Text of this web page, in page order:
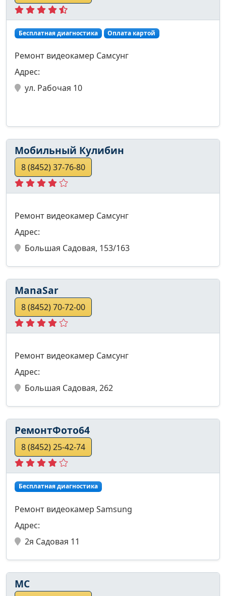
Бесплатная диагностика Оплата картой
Ремонт видеокамер Самсунг
Адрес:
ул. Рабочая 10
Мобильный Кулибин
8 (8452) 37-76-80
Ремонт видеокамер Самсунг
Адрес:
Большая Садовая, 153/163
ManaSar
8 (8452) 70-72-00
Ремонт видеокамер Самсунг
Адрес:
Большая Садовая, 262
РемонтФото64
8 (8452) 25-42-74
Бесплатная диагностика
Ремонт видеокамер Samsung
Адрес:
2я Садовая 11
МС